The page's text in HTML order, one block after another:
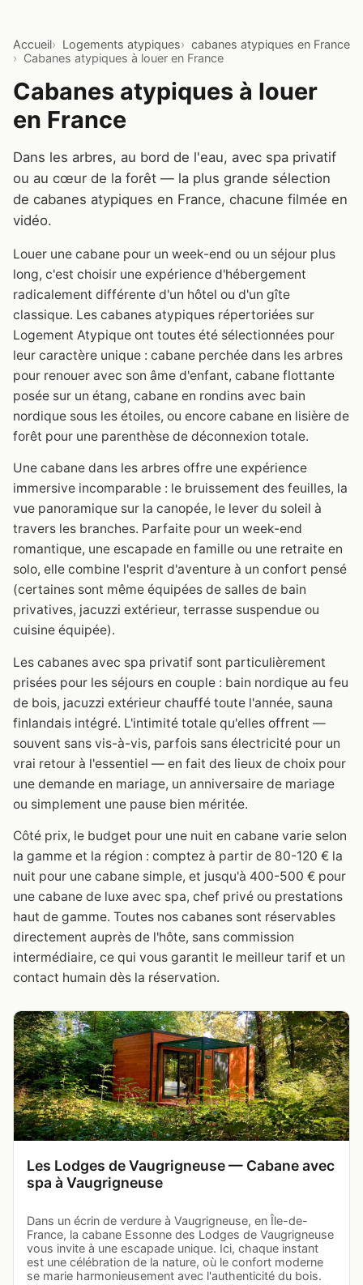
Accueil Logements atypiques
cabanes atypiques en France
Cabanes atypiques à louer en France
Cabanes atypiques à louer
en France
Dans les arbres, au bord de l'eau, avec spa privatif
ou au cœur de la forêt — la plus grande sélection
de cabanes atypiques en France, chacune filmée en
vidéo.
Louer une cabane pour un week-end ou un séjour plus
long, c'est choisir une expérience d'hébergement
radicalement différente d'un hôtel ou d'un gîte
classique. Les cabanes atypiques répertoriées sur
Logement Atypique ont toutes été sélectionnées pour
leur caractère unique : cabane perchée dans les arbres
pour renouer avec son âme d'enfant, cabane flottante
posée sur un étang, cabane en rondins avec bain
nordique sous les étoiles, ou encore cabane en lisière de
forêt pour une parenthèse de déconnexion totale.
Une cabane dans les arbres offre une expérience
immersive incomparable : le bruissement des feuilles, la
vue panoramique sur la canopée, le lever du soleil à
travers les branches. Parfaite pour un week-end
romantique, une escapade en famille ou une retraite en
solo, elle combine l'esprit d'aventure à un confort pensé
(certaines sont même équipées de salles de bain
privatives, jacuzzi extérieur, terrasse suspendue ou
cuisine équipée).
Les cabanes avec spa privatif sont particulièrement
prisées pour les séjours en couple : bain nordique au feu
de bois, jacuzzi extérieur chauffé toute l'année, sauna
finlandais intégré. L'intimité totale qu'elles offrent —
souvent sans vis-à-vis, parfois sans électricité pour un
vrai retour à l'essentiel — en fait des lieux de choix pour
une demande en mariage, un anniversaire de mariage
ou simplement une pause bien méritée.
Côté prix, le budget pour une nuit en cabane varie selon
la gamme et la région : comptez à partir de 80-120 € la
nuit pour une cabane simple, et jusqu'à 400-500 € pour
une cabane de luxe avec spa, chef privé ou prestations
haut de gamme. Toutes nos cabanes sont réservables
directement auprès de l'hôte, sans commission
intermédiaire, ce qui vous garantit le meilleur tarif et un
contact humain dès la réservation.
Les Lodges de Vaugrigneuse — Cabane avec
spa à Vaugrigneuse
Dans un écrin de verdure à Vaugrigneuse, en Île-de-
France, la cabane Essonne des Lodges de Vaugrigneuse
vous invite à une escapade unique. Ici, chaque instant
est une célébration de la nature, où le confort moderne
se marie harmonieusement avec l'authenticité du bois.